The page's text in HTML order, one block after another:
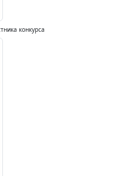
конкурса